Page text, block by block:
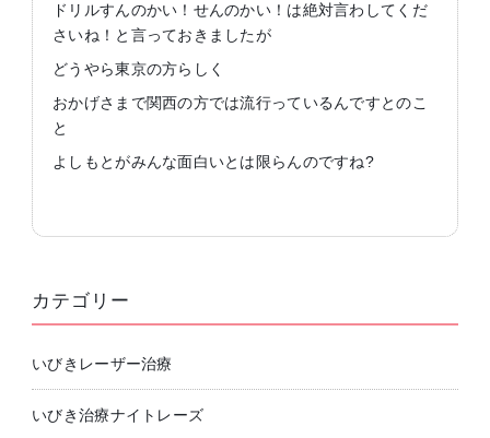
ドリルすんのかい！せんのかい！は絶対言わしてくだ
さいね！と言っておきましたが
どうやら東京の方らしく
おかげさまで関西の方では流行っているんですとのこ
と
よしもとがみんな面白いとは限らんのですね?
カテゴリー
いびきレーザー治療
いびき治療ナイトレーズ